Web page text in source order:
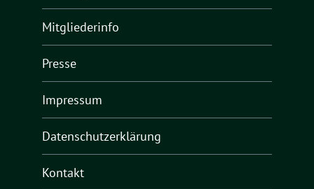
Mitgliederinfo
Presse
Impressum
Datenschutzerklärung
Kontakt